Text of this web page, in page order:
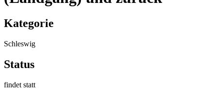
Kategorie
Schleswig
Status
findet statt